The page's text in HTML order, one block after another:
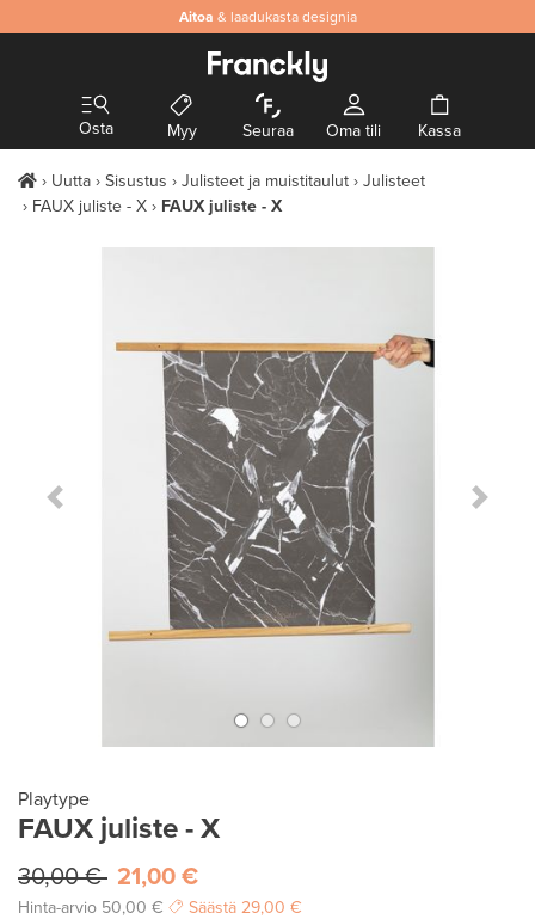
Aitoa & laadukasta designia
Osta Myy Seuraa Oma tili Kassa
Uutta Sisustus Julisteet ja muistitaulut
Julisteet
FAUX juliste - X
FAUX juliste - X
Previous Slide Next
Playtype
FAUX juliste - X
30,00 € 21,00 €
Hinta-arvio 50,00 € Säästä 29,00 €